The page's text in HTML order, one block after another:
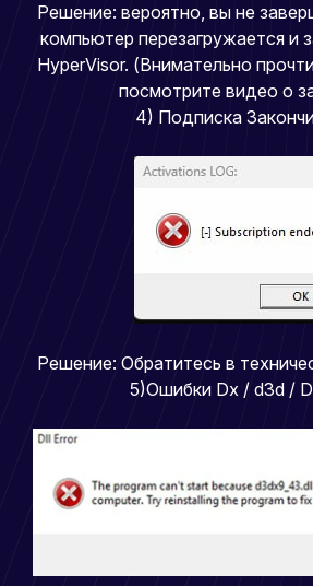
Решение: вероятно, вы не
компьютер перезагружается и
HyperVisor. (Внимательно
посмотрите видео о
4) Подписка
Решение: Обратитесь в
5)Ошибки Dx / d3d /